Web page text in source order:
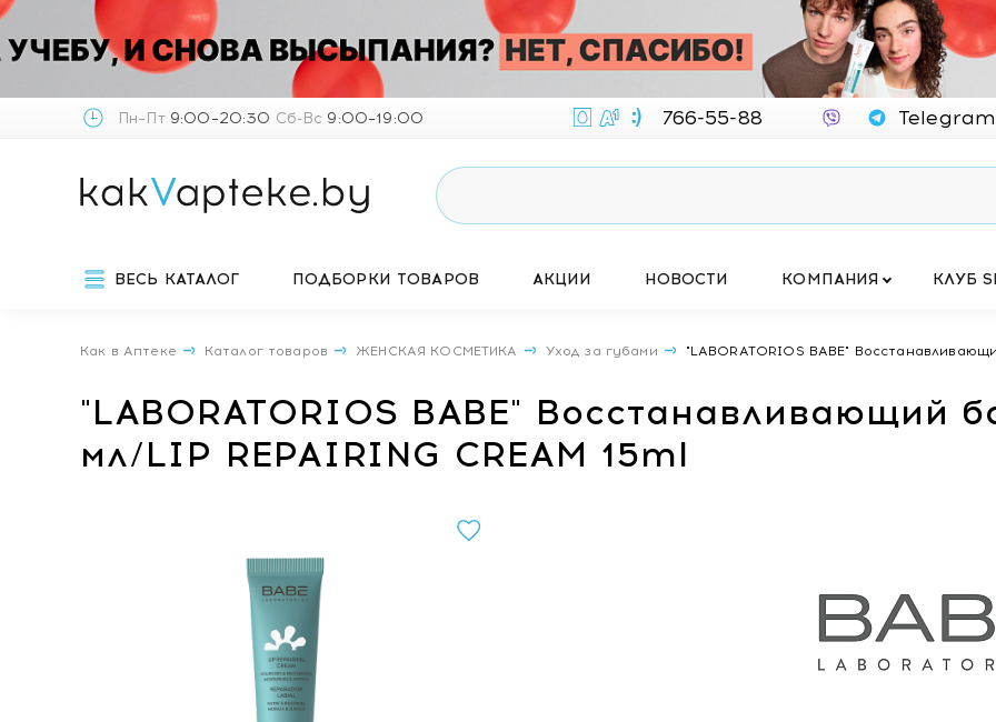
Пн–Пт9:00–20:30 Сб-Вс 9:00–19:00 766-55-88
ВЕСЬ КАТАЛОГ ПОДБОРКИ ТОВАРОВ АКЦИИ НОВОСТИ КОМПАНИЯ КЛУБ
Как в Аптеке Каталог товаров ЖЕНСКАЯ КОСМЕТИКА Уход за губами "LABORATORIOS BABE"
"LABORATORIOS BABE" Восстанавливающий
мл/LIP REPAIRING CREAM 15ml